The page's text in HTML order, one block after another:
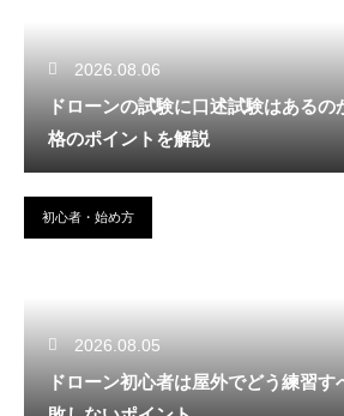
2026.08.06
ドローンの試験に口述試験はある
格のポイントを解説
初心者・始め方
2026.08.05
ドローン初心者は屋外でどう練習